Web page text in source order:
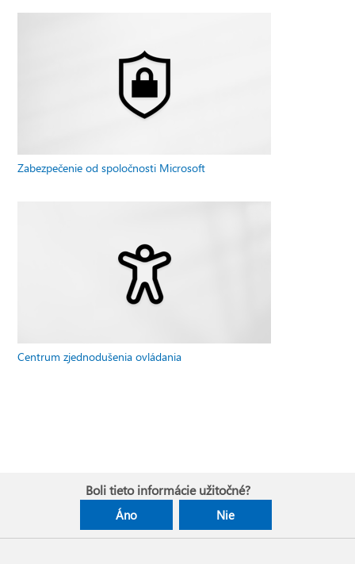
Zabezpečenie od spoločnosti Microsoft
Centrum zjednodušenia ovládania
Boli tieto informácie užitočné?
Áno Nie